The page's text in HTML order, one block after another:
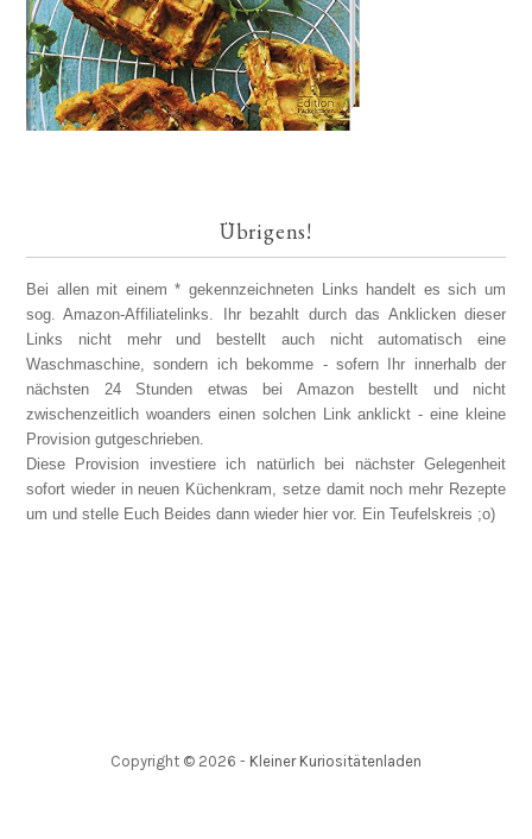
Übrigens!
Bei allen mit einem * gekennzeichneten Links handelt es sich um
sog. Amazon-Affiliatelinks. Ihr bezahlt durch das Anklicken dieser
Links nicht mehr und bestellt auch nicht automatisch eine
Waschmaschine, sondern ich bekomme - sofern Ihr innerhalb der
nächsten 24 Stunden etwas bei Amazon bestellt und nicht
zwischenzeitlich woanders einen solchen Link anklickt - eine kleine
Provision gutgeschrieben.
Diese Provision investiere ich natürlich bei nächster Gelegenheit
sofort wieder in neuen Küchenkram, setze damit noch mehr Rezepte
um und stelle Euch Beides dann wieder hier vor. Ein Teufelskreis ;o)
Copyright © 2026 - Kleiner Kuriositätenladen